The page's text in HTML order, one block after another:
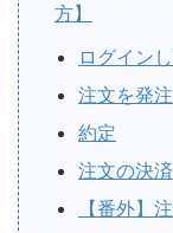
方】
ログイン
注文を発注
約定
注文の決済
【番外】